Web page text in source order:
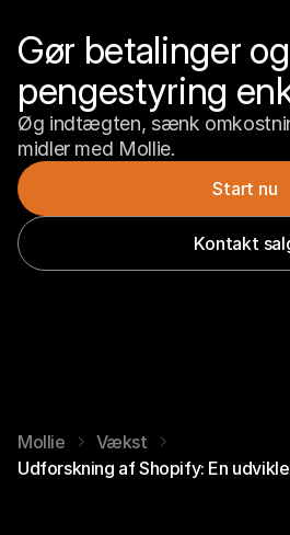
Gør betalinger og
pengestyring
Øg indtægten, sænk
midler med Mollie.
Start nu
Kontakt
Mollie
Vækst
Udforskning af Shopify: En